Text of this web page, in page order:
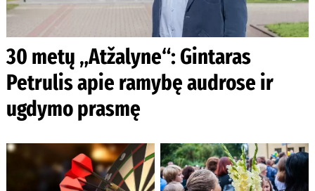
30 metų „Atžalyne“: Gintaras
Petrulis apie ramybę audrose ir
ugdymo prasmę